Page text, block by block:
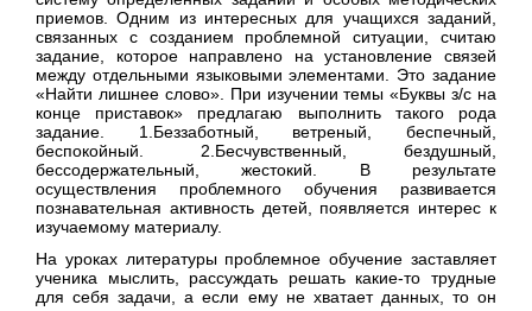
приемов. Одним из интересных для учащихся заданий,
связанных с созданием проблемной ситуации, считаю
задание, которое направлено на установление связей
между отдельными языковыми элементами. Это задание
«Найти лишнее слово». При изучении темы «Буквы з/с на
конце приставок» предлагаю выполнить такого рода
задание. 1.Беззаботный, ветреный, беспечный,
беспокойный. 2.Бесчувственный, бездушный,
бессодержательный, жестокий. В результате
осуществления проблемного обучения развивается
познавательная активность детей, появляется интерес к
изучаемому материалу.
На уроках литературы проблемное обучение заставляет
ученика мыслить, рассуждать решать какие-то трудные
для себя задачи, а если ему не хватает данных, то он